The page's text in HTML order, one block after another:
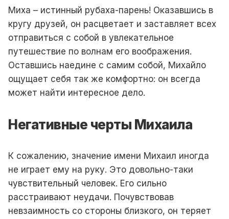
Миха – истинный рубаха-парень! Оказавшись в
кругу друзей, он расцветает и заставляет всех
отправиться с собой в увлекательное
путешествие по волнам его воображения.
Оставшись наедине с самим собой, Михайло
ощущает себя так же комфортно: он всегда
может найти интересное дело.
Негативные черты Михаила
К сожалению, значение имени Михаил иногда
не играет ему на руку. Это довольно-таки
чувствительный человек. Его сильно
расстраивают неудачи. Почувствовав
невзаимность со стороны близкого, он теряет